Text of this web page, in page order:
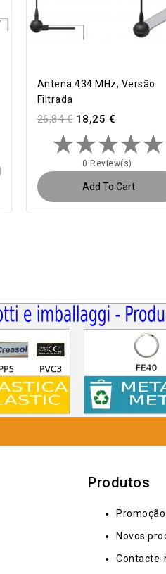
Antena 434 MHz, Versão
Filtrada
26,84 € 18,25 €
0 Review(s)
Add To Cart
Produtos
Promoção
Novos
Contacte-